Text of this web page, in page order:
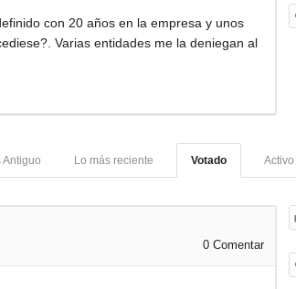
con 20 años en la empresa y unos
Varias entidades me la deniegan al
Activo
Votado
Lo más reciente
Antiguo
0 Comentar